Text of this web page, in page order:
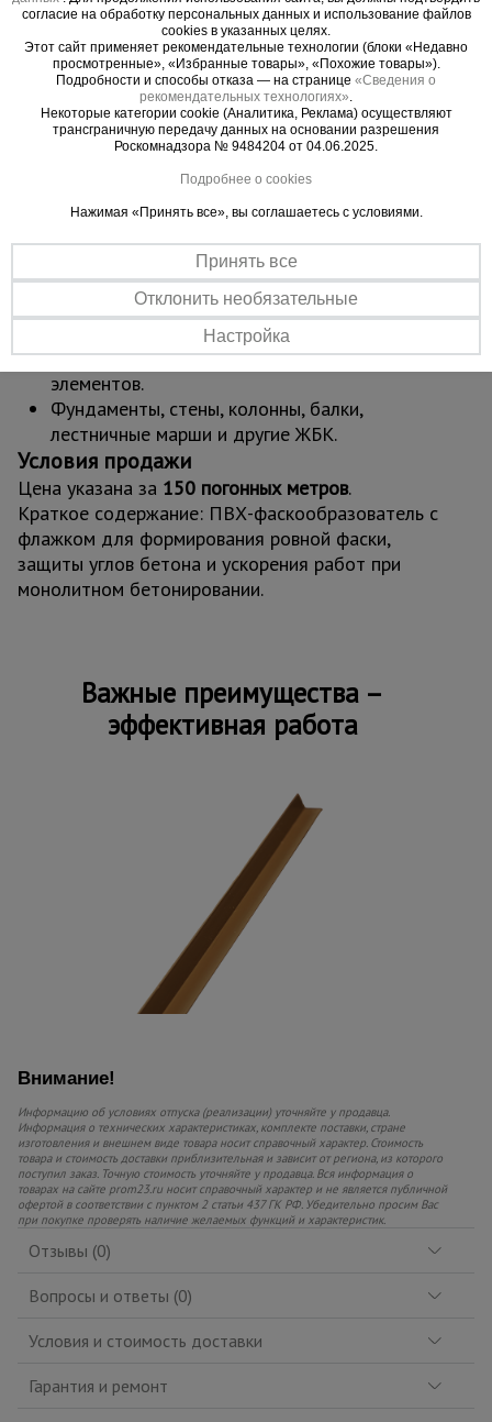
Формирует ровную и чёткую фаску по всей
длине конструкции.
Защищает углы бетона от сколов и
разрушения при нагрузках и эксплуатации.
Улучшает внешний вид бетонных
поверхностей и качество кромки.
Сокращает время на последующую
Обеспечивает стабильный и повторяемый
результат при серийных работах.
Где применяется
Монолитное строительство жилых,
коммерческих и промышленных объектов.
Изготовление сборных железобетонных
элементов.
Фундаменты, стены, колонны, балки,
лестничные марши и другие ЖБК.
Условия продажи
Цена указана за 150 погонных метров.
Краткое содержание: ПВХ-фаскообразователь с
флажком для формирования ровной фаски,
защиты углов бетона и ускорения работ при
монолитном бетонировании.
Важные преимущества –
эффективная работа
Внимание!
Информацию об условиях отпуска (реализации) уточняйте у продавца.
Информация о технических характеристиках, комплекте поставки, стране
изготовления и внешнем виде товара носит справочный характер. Стоимость
товара и стоимость доставки приблизительная и зависит от региона, из которого
поступил заказ. Точную стоимость уточняйте у продавца. Вся информация о
товарах на сайте prom23.ru носит справочный характер и не является публичной
офертой в соответствии с пунктом 2 статьи 437 ГК РФ. Убедительно просим Вас
при покупке проверять наличие желаемых функций и характеристик.
Отзывы (0)
Вопросы и ответы (0)
Условия и стоимость доставки
Гарантия и ремонт
согласие на обработку персональных данных и использование файлов
cookies в указанных целях.
Этот сайт применяет рекомендательные технологии (блоки «Недавно
просмотренные», «Избранные товары», «Похожие товары»).
Подробности и способы отказа — на странице «Сведения о
рекомендательных технологиях»
Некоторые категории cookie (Аналитика, Реклама) осуществляют
трансграничную передачу данных на основании разрешения
Роскомнадзора № 9484204 от 04.06.2025.
Подробнее о cookies
Нажимая «Принять все», вы соглашаетесь с условиями.
Принять все
Отклонить необязательные
Настройка